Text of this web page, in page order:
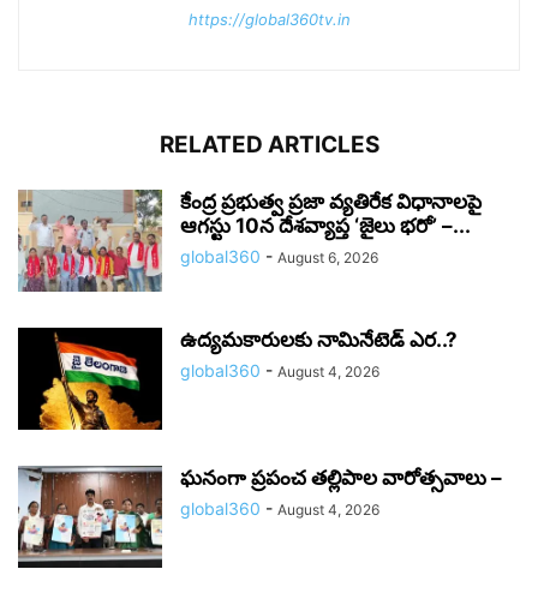
https://global360tv.in
RELATED ARTICLES
కేంద్ర ప్రభుత్వ ప్రజా వ్యతిరేక విధానాలపై
ఆగస్టు 10న దేశవ్యాప్త ‘జైలు భరో’ –...
global360 - August 6, 2026
ఉద్యమకారులకు నామినేటెడ్ ఎర..?
global360 - August 4, 2026
ఘనంగా ప్రపంచ తల్లిపాల వారోత్సవాలు –
global360 - August 4, 2026